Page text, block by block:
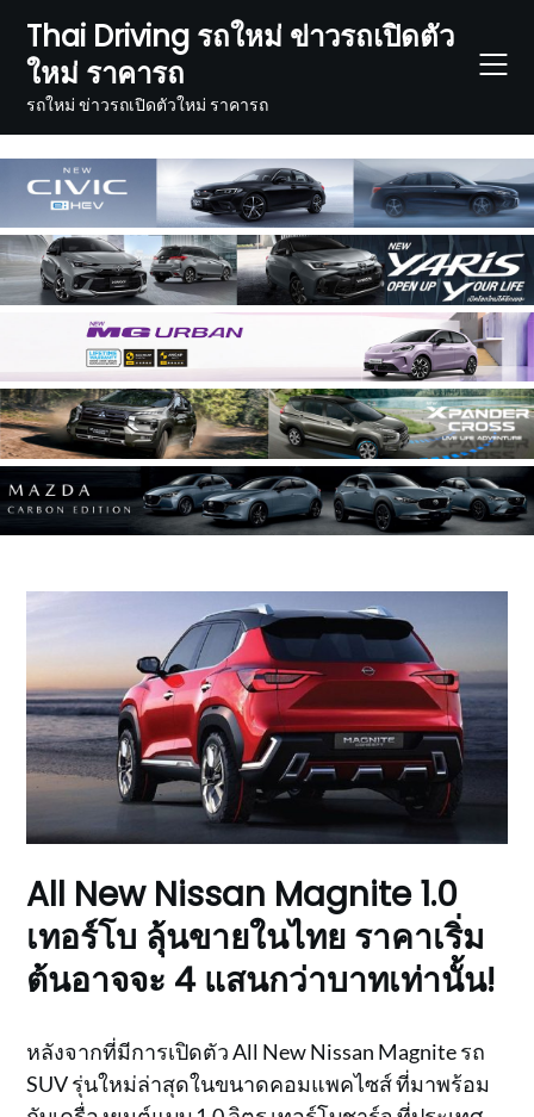
content
Thai Driving รถใหม่ ข่าวรถเปิดตัว
ใหม่ ราคารถ
รถใหม่ ข่าวรถเปิดตัวใหม่ ราคารถ
All New Nissan Magnite 1.0
เทอร์โบ ลุ้นขายในไทย ราคาเริ่ม
ต้นอาจจะ 4 แสนกว่าบาทเท่านั้น!
หลังจากที่มีการเปิดตัว All New Nissan Magnite รถ
SUV รุ่นใหม่ล่าสุดในขนาดคอมแพคไซส์ ที่มาพร้อม